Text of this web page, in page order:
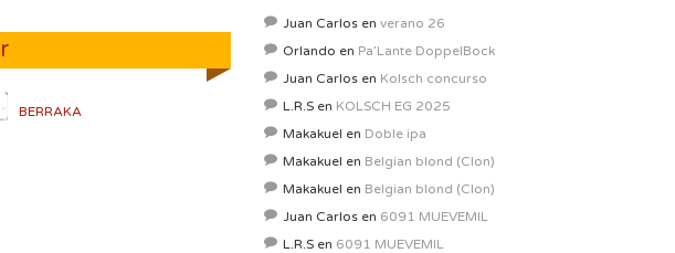
BERRAKA
Juan Carlos en verano 26
Orlando en Pa’Lante DoppelBock
Juan Carlos en Kolsch concurso
L.R.S en KOLSCH EG 2025
Makakuel en Doble ipa
Makakuel en Belgian blond (Clon)
Makakuel en Belgian blond (Clon)
Juan Carlos en 6091 MUEVEMIL
L.R.S en 6091 MUEVEMIL